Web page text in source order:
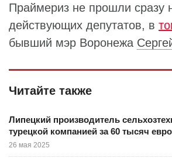
Праймериз не прошли сразу
действующих депутатов, в
бывший мэр Воронежа
Читайте также
Липецкий производитель
турецкой компанией за 60 тысяч евро
26 мая 2025